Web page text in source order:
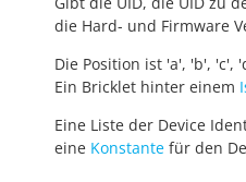
die Hard- und Firmware
Die Position ist 'a', 'b', 'c',
Ein Bricklet hinter einem
Eine Liste der Device
eine Konstante für den